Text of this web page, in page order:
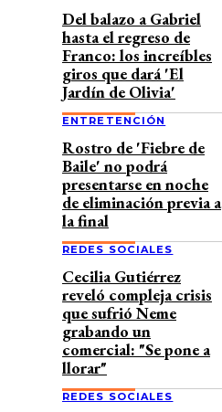
Del balazo a Gabriel
hasta el regreso de
Franco: los increíbles
giros que dará 'El
Jardín de Olivia'
ENTRETENCIÓN
Rostro de 'Fiebre de
Baile' no podrá
presentarse en noche
de eliminación previa a
la final
REDES SOCIALES
Cecilia Gutiérrez
reveló compleja crisis
que sufrió Neme
grabando un
comercial: "Se pone a
llorar"
REDES SOCIALES